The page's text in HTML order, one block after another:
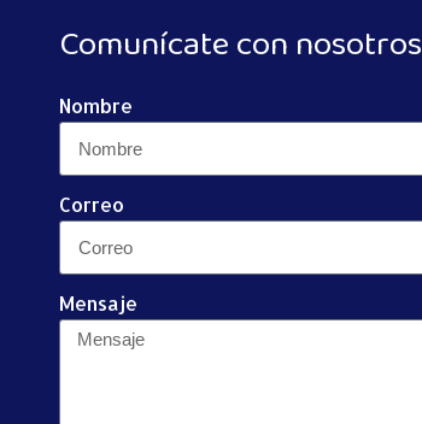
Comunícate con nosotros
Nombre
Correo
Mensaje